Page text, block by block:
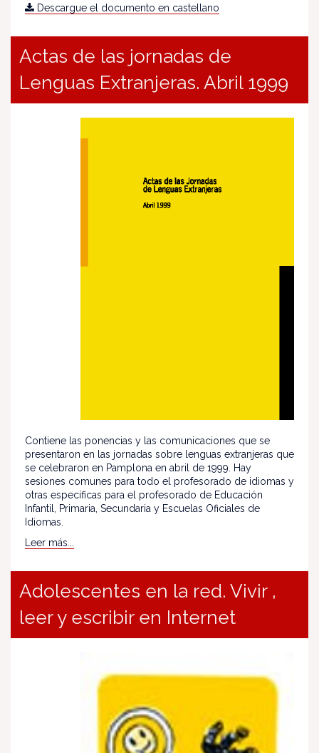
Descargue el documento en castellano
Actas de las jornadas de
Lenguas Extranjeras. Abril 1999
Contiene las ponencias y las comunicaciones que se
presentaron en las jornadas sobre lenguas extranjeras que
se celebraron en Pamplona en abril de 1999. Hay
sesiones comunes para todo el profesorado de idiomas y
otras específicas para el profesorado de Educación
Infantil, Primaria, Secundaria y Escuelas Oficiales de
Idiomas.
Leer más...
Adolescentes en la red. Vivir ,
leer y escribir en Internet